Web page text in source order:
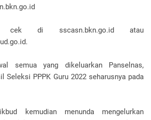
cek di sscasn.bkn.go.id atau
semua yang dikeluarkan Panselnas,
Seleksi PPPK Guru 2022 seharusnya pada
kemudian menunda mengelurkan